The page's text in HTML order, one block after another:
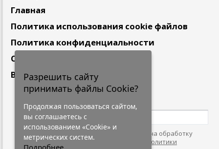
Главная
Политика использования cookie файлов
Политика конфиденциальности
Сотрудничество
Вакансии
Подпишитесь
Нажимая на кнопку, я даю согласие на обработку
персональных данных. С условиями
"Политики
Разрешить сайту
принимать файлы Cookie?
Продолжая пользоваться сайтом,
вы соглашаетесь с
использованием «Cookie» и
метрических систем.
Подробнее...